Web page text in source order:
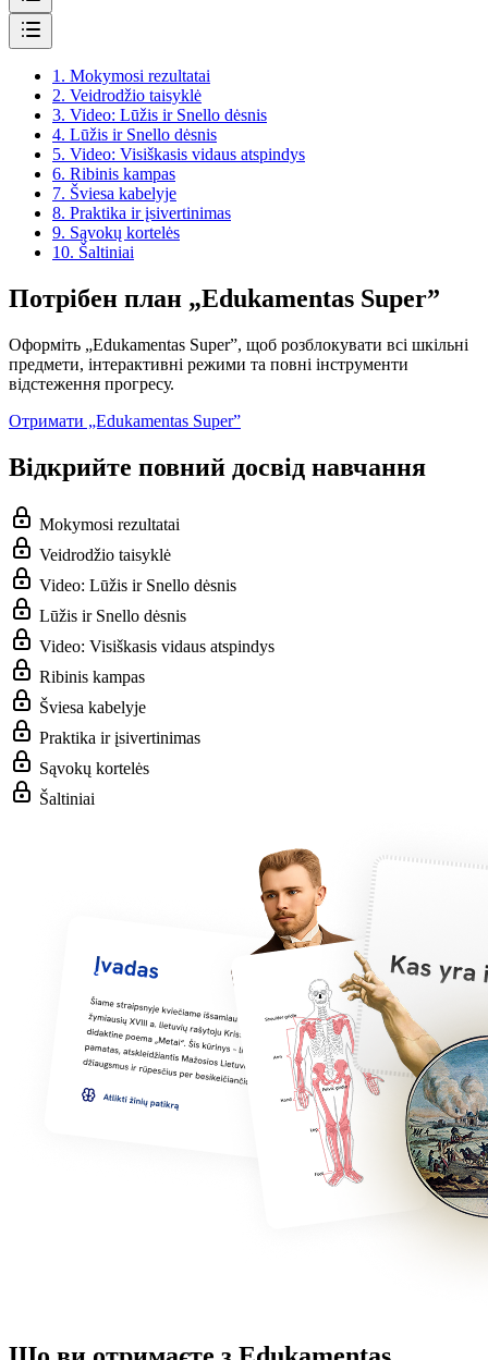
1. Mokymosi rezultatai
2. Veidrodžio taisyklė
3. Video: Lūžis ir Snello dėsnis
4. Lūžis ir Snello dėsnis
5. Video: Visiškasis vidaus atspindys
6. Ribinis kampas
7. Šviesa kabelyje
8. Praktika ir įsivertinimas
9. Sąvokų kortelės
10. Šaltiniai
Потрібен план „Edukamentas Super”
Оформіть „Edukamentas Super”, щоб розблокувати всі шкільні
предмети, інтерактивні режими та повні інструменти
відстеження прогресу.
Отримати „Edukamentas Super”
Відкрийте повний досвід навчання
Mokymosi rezultatai
Veidrodžio taisyklė
Video: Lūžis ir Snello dėsnis
Lūžis ir Snello dėsnis
Video: Visiškasis vidaus atspindys
Ribinis kampas
Šviesa kabelyje
Praktika ir įsivertinimas
Sąvokų kortelės
Šaltiniai